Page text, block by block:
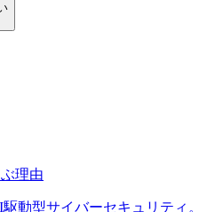
理由
動型サイバーセキュリティ。